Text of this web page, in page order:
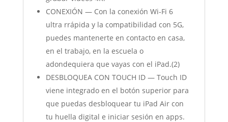
CONEXIÓN — Con la conexión Wi-Fi 6
ultra rrápida y la compatibilidad con 5G,
puedes mantenerte en contacto en casa,
en el trabajo, en la escuela o
adondequiera que vayas con el iPad.(2)
DESBLOQUEA CON TOUCH ID — Touch ID
viene integrado en el botón superior para
que puedas desbloquear tu iPad Air con
tu huella digital e iniciar sesión en apps.